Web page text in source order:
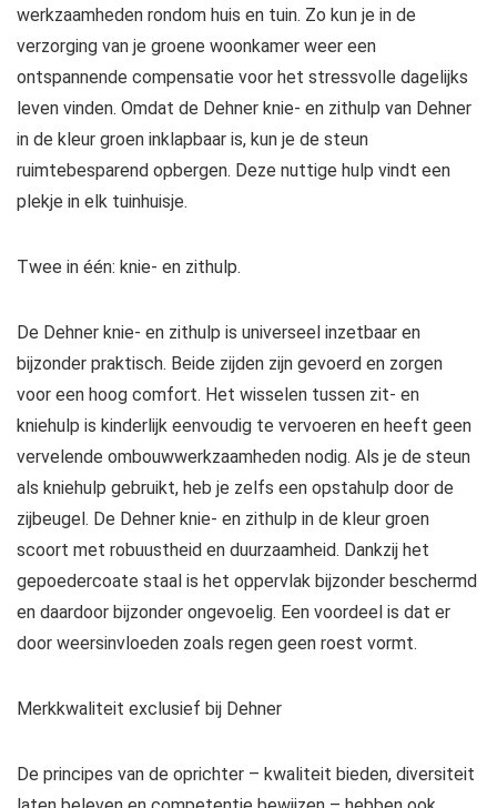
werkzaamheden rondom huis en tuin. Zo kun je in de
verzorging van je groene woonkamer weer een
ontspannende compensatie voor het stressvolle dagelijks
leven vinden. Omdat de Dehner knie- en zithulp van Dehner
in de kleur groen inklapbaar is, kun je de steun
ruimtebesparend opbergen. Deze nuttige hulp vindt een
plekje in elk tuinhuisje.
Twee in één: knie- en zithulp.
De Dehner knie- en zithulp is universeel inzetbaar en
bijzonder praktisch. Beide zijden zijn gevoerd en zorgen
voor een hoog comfort. Het wisselen tussen zit- en
kniehulp is kinderlijk eenvoudig te vervoeren en heeft geen
vervelende ombouwwerkzaamheden nodig. Als je de steun
als kniehulp gebruikt, heb je zelfs een opstahulp door de
zijbeugel. De Dehner knie- en zithulp in de kleur groen
scoort met robuustheid en duurzaamheid. Dankzij het
gepoedercoate staal is het oppervlak bijzonder beschermd
en daardoor bijzonder ongevoelig. Een voordeel is dat er
door weersinvloeden zoals regen geen roest vormt.
Merkkwaliteit exclusief bij Dehner
De principes van de oprichter – kwaliteit bieden, diversiteit